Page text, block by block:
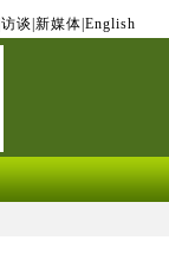
访谈 新媒体 English